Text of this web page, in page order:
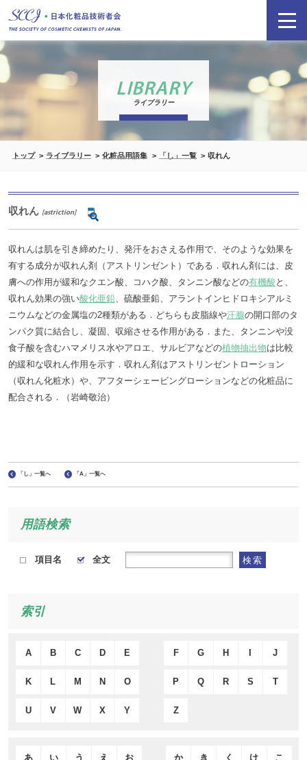
LIBRARY
ライブラリー
トップ ライブラリー 化粧品用語集 「し」一覧 収れん
収れん [astriction]
収れんは肌を引き締めたり、発汗をおさえる作用で、そのような効果を
有する成分が収れん剤（アストリンゼント）である．収れん剤には、皮
膚への作用が緩和なクエン酸、コハク酸、タンニン酸などの有機酸 と、
収れん効果の強い酸化亜鉛、硫酸亜鉛、アラントインヒドロキシアルミ
ニウムなどの金属塩の2種類がある．どちらも皮脂線や汗腺の開口部のタ
ンパク質に結合し、凝固、収縮させる作用がある．また、タンニンや没
食子酸を含むハマメリス水やアロエ、サルビアなどの植物抽出物は比較
的緩和な収れん作用を示す．収れん剤はアストリンゼントローション
（収れん化粧水）や、アフターシェービングローションなどの化粧品に
配合される．（岩崎敬治）
「し」一覧へ 「A」一覧へ
用語検索
項目名 全文 検索
索引
A B C D E F G H J
K L M N O P Q R S T
U V W X Y Z
あ い う え お か き く け こ